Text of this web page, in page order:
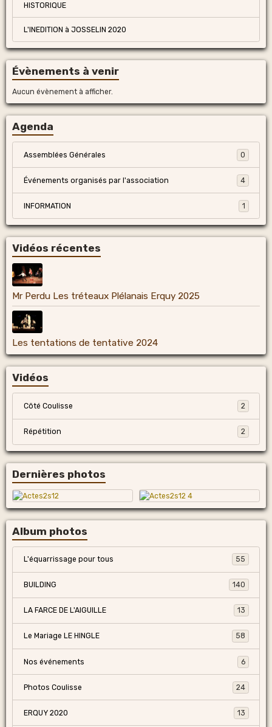
HISTORIQUE
L'INEDITION à JOSSELIN 2020
Évènements à venir
Aucun évènement à afficher.
Agenda
Assemblées Générales 0
Événements organisés par l'association 4
INFORMATION 1
Vidéos récentes
Mr Perdu Les tréteaux Plélanais Erquy 2025
Les tentations de tentative 2024
Vidéos
Côté Coulisse 2
Répétition 2
Dernières photos
Album photos
L'équarrissage pour tous 55
BUILDING 140
LA FARCE DE L'AIGUILLE 13
Le Mariage LE HINGLE 58
Nos événements 6
Photos Coulisse 24
ERQUY 2020 13